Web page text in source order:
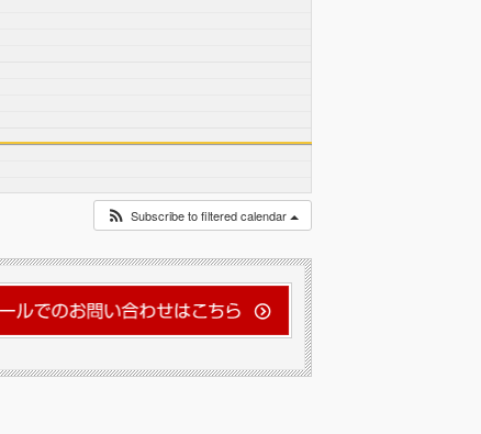
Subscribe to filtered calendar